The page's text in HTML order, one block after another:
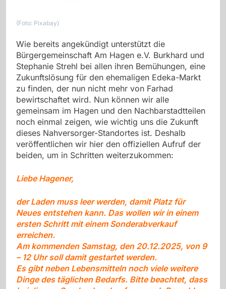
(Foto: Pixabay)
Wie bereits angekündigt unterstützt die
Bürgergemeinschaft Am Hagen e.V. Burkhard und
Stephanie Strehl bei allen ihren Bemühungen, eine
Zukunftslösung für den ehemaligen Edeka-Markt
zu finden, der nun nicht mehr von Farhad
bewirtschaftet wird. Nun können wir alle
gemeinsam im Hagen und den Nachbarstadtteilen
noch einmal zeigen, wie wichtig uns die Zukunft
dieses Nahversorger-Standortes ist. Deshalb
veröffentlichen wir hier den offiziellen Aufruf der
beiden, um in Schritten weiterzukommen:
Liebe Hagener,
der Laden muss leer werden, damit Platz für
Neues entstehen kann. Das wollen wir in einem
ersten Schritt mit einem Sonderabverkauf
erreichen.
Am kommenden Samstag, den 20.12.2025, von 9
– 12 Uhr soll damit gestartet werden.
Es gibt neben Lebensmitteln noch viele weitere
Dinge des täglichen Bedarfs. Bitte beachtet, dass